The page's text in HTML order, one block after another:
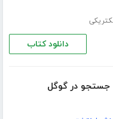
دانلود کتاب
جستجو در گوگل